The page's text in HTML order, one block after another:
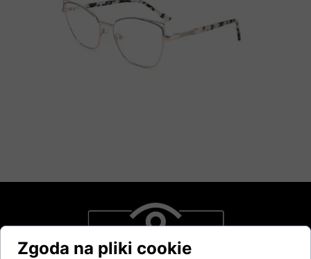
Zgoda na pliki cookie